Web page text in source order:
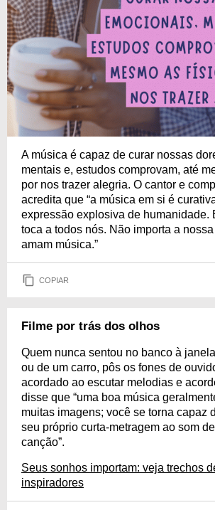
A música é capaz de curar nossas
mentais e, estudos comprovam, até
por nos trazer alegria. O cantor e
acredita que “a música em si é
expressão explosiva de humanidade.
toca a todos nós. Não importa a
amam música.”
COPIAR
Filme por trás dos olhos
Quem nunca sentou no banco à
ou de um carro, pôs os fones de
acordado ao escutar melodias e
disse que “uma boa música
muitas imagens; você se torna capaz
seu próprio curta-metragem ao som
canção”.
Seus sonhos importam: veja trechos
inspiradores